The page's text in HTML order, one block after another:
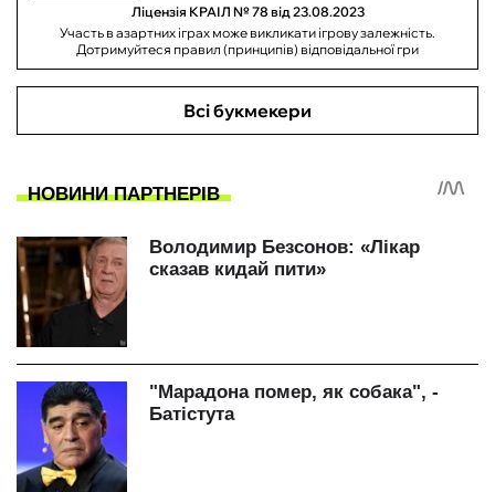
Ліцензія КРАІЛ № 78 від 23.08.2023
Участь в азартних іграх може викликати ігрову залежність.
Дотримуйтеся правил (принципів) відповідальної гри
Всі букмекери